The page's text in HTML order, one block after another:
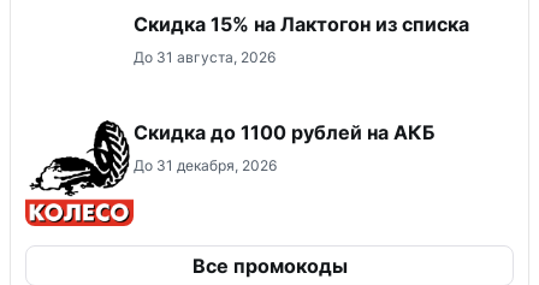
Скидка 15% на Лактогон из списка
До 31 августа, 2026
Скидка до 1100 рублей на АКБ
До 31 декабря, 2026
Все промокоды